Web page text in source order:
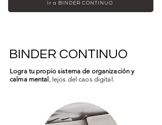
Ir a BINDER CONTINUO
BINDER CONTINUO
Logra tu propio sistema de organización y
calma mental , lejos del caos digital.